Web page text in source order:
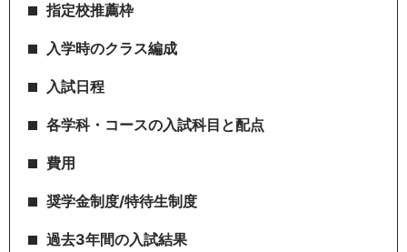
指定校推薦枠
入学時のクラス編成
入試日程
各学科・コースの入試科目と配点
費用
奨学金制度/特待生制度
過去3年間の入試結果